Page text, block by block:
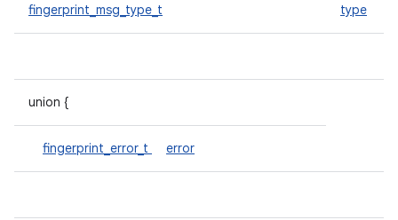
fingerprint_msg_type_t type
union {
fingerprint_error_t error